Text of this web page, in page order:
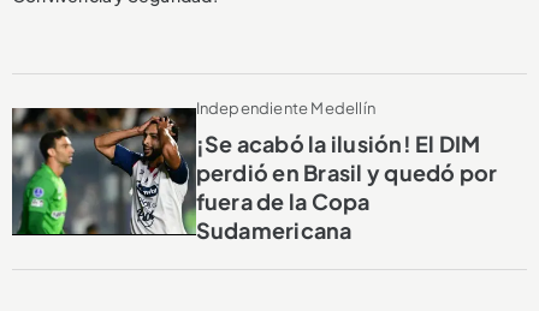
Independiente Medellín
¡Se acabó la ilusión! El DIM
perdió en Brasil y quedó por
fuera de la Copa
Sudamericana